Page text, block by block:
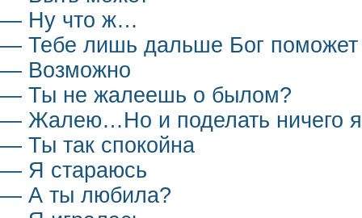
— Ну что ж…
— Тебе лишь дальше Бог поможет
— Возможно
— Ты не жалеешь о былом?
— Жалею…Но и поделать ничего
— Ты так спокойна
— Я стараюсь
— А ты любила?